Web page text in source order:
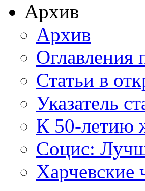
Архив
Архив
Оглавления
Статьи в
Указатель
К 50-летию
Социс:
Харчевские